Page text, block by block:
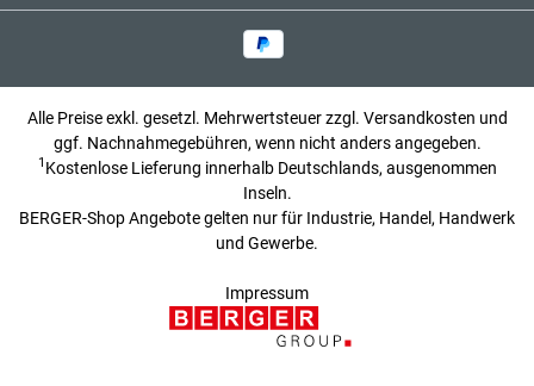
Alle Preise exkl. gesetzl. Mehrwertsteuer zzgl. Versandkosten und
ggf. Nachnahmegebühren, wenn nicht anders angegeben.
1 Kostenlose Lieferung innerhalb Deutschlands, ausgenommen
Inseln.
BERGER-Shop Angebote gelten nur für Industrie, Handel, Handwerk
und Gewerbe.
Impressum